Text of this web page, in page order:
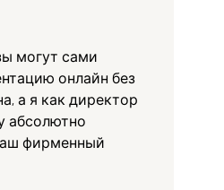
могут сами
онлайн без
а я как директор
абсолютно
фирменный